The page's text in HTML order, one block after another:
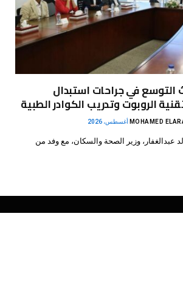
التوسع في جراحات استبدال
الروبوت وتدريب الكوادر الطبية
MOHAMED
عبدالغفار، وزير الصحة والسكان، مع وفد من